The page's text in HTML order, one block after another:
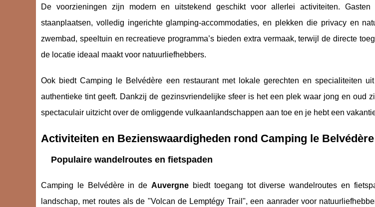
De voorzieningen zijn modern en uitstekend geschikt voor allerlei activiteiten.
staanplaatsen, volledig ingerichte glamping-accommodaties, en plekken die privacy en
zwembad, speeltuin en recreatieve programma’s bieden extra vermaak, terwijl de directe
de locatie ideaal maakt voor natuurliefhebbers.
Ook biedt Camping le Belvédère een restaurant met lokale gerechten en specialiteiten
authentieke tint geeft. Dankzij de gezinsvriendelijke sfeer is het een plek waar jong en oud
spectaculair uitzicht over de omliggende vulkaanlandschappen aan toe en je hebt een
Activiteiten en Bezienswaardigheden rond Camping le Belvédère
Populaire wandelroutes en fietspaden
Camping le Belvédère in deAuvergne biedt toegang tot diverse wandelroutes en
landschap, met routes als de "Volcan de Lemptégy Trail", een aanrader voor